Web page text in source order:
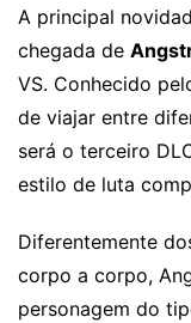
A principal
chegada de
VS. Conhecido
de viajar entre
será o terceiro
estilo de luta
Diferentemente
corpo a corpo,
personagem do